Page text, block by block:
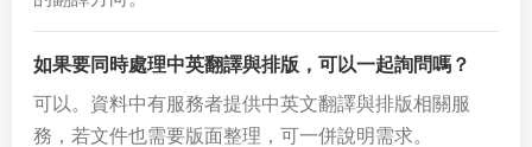
如果要同時處理中英翻譯與排版，可以一起詢問嗎？
可以。資料中有服務者提供中英文翻譯與排版相關服
務，若文件也需要版面整理，可一併說明需求。